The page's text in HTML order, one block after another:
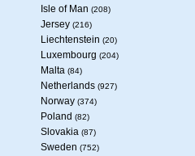
Isle of Man (208)
Jersey (216)
Liechtenstein (20)
Luxembourg (204)
Malta (84)
Netherlands (927)
Norway (374)
Poland (82)
Slovakia (87)
Sweden (752)